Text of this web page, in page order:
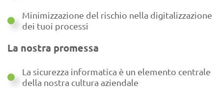
Minimizzazione del rischio nella digitalizzazione
dei tuoi processi
La nostra promessa
La sicurezza informatica è un elemento centrale
della nostra cultura aziendale